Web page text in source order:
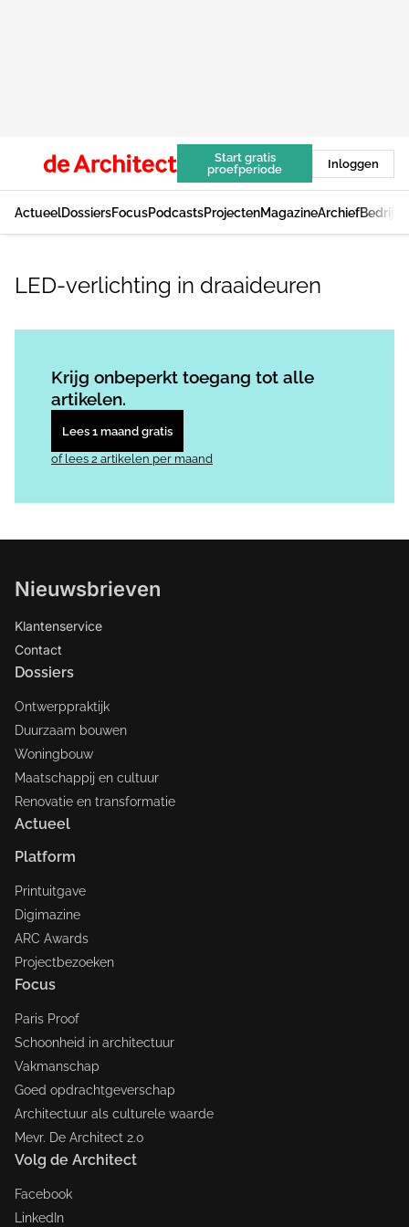
Start gratis
proefperiode
Inloggen
ActueelDossiersFocusPodcastsProjectenMagazineArchief
LED-verlichting in draaideuren
Krijg onbeperkt toegang tot alle
artikelen.
Lees 1 maand gratis
of lees 2 artikelen per maand
Nieuwsbrieven
Klantenservice
Contact
Dossiers
Ontwerppraktijk
Duurzaam bouwen
Woningbouw
Maatschappij en cultuur
Renovatie en transformatie
Actueel
Platform
Printuitgave
Digimazine
ARC Awards
Projectbezoeken
Focus
Paris Proof
Schoonheid in architectuur
Vakmanschap
Goed opdrachtgeverschap
Architectuur als culturele waarde
Mevr. De Architect 2.0
Volg de Architect
Facebook
LinkedIn